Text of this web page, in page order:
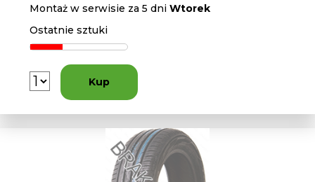
Montaż w serwisie za 5 dniWtorek
Ostatnie sztuki
Kup